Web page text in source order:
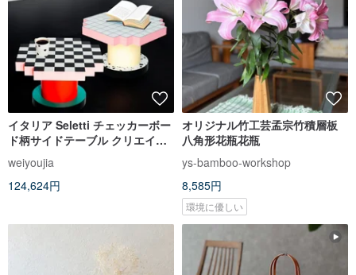
イタリア Seletti チェッカーボー
ド柄サイドテーブル クリエイテ
ィブな配色、幾何学的なコーヒ
ーテーブル、リビングルームの
オブジェテーブル
weiyoujia
124,624円
オリジナル竹工芸孟宗竹積層板
八角形花瓶花瓶
ys-bamboo-workshop
8,585円
環境に優しい